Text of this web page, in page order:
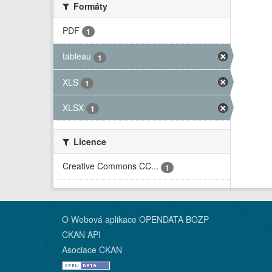
Formáty
PDF
1
tableau 1
XLS 1
XLSX 1
Licence
Creative Commons CC...
1
O Webová aplikace OPENDATA BOZP
CKAN API
Asociace CKAN